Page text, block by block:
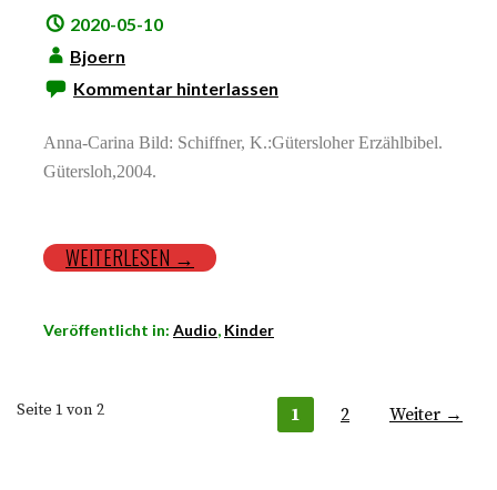
2020-05-10
Bjoern
Kommentar hinterlassen
Anna-Carina Bild: Schiffner, K.:Gütersloher Erzählbibel.
Gütersloh,2004.
WEITERLESEN →
Veröffentlicht in: Audio, Kinder
Seite 1 von 2 1 2 Weiter →